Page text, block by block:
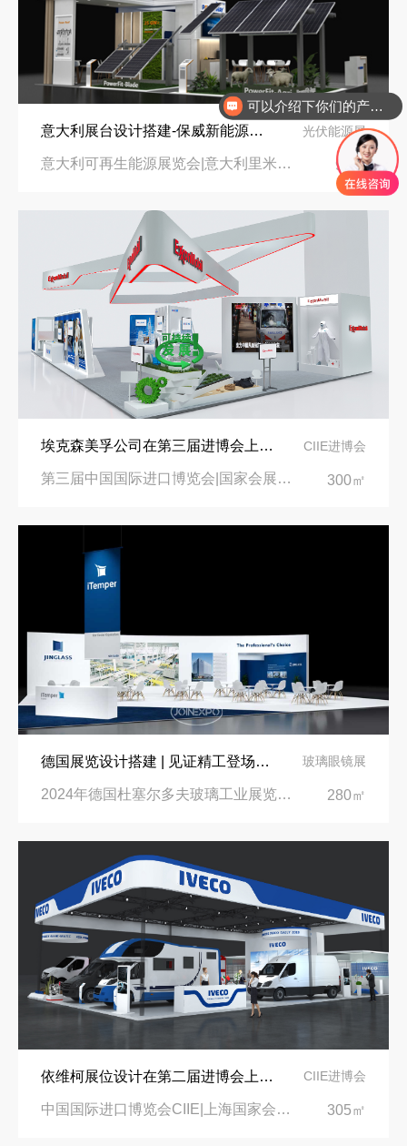
意大利展台设计搭建-保威新能源在意大利里米尼会展中心推出最新产品-中励展览设计策划公司 光伏能源展
意大利可再生能源展览会|意大利里米尼会展中心 96㎡
埃克森美孚公司在第三届进博会上展示非凡的展台搭建设计 CIIE进博会
第三届中国国际进口博览会|国家会展中心 300㎡
德国展览设计搭建 | 见证精工登场玻璃工业展览会 Glasstec 2024 玻璃眼镜展
2024年德国杜塞尔多夫玻璃工业展览会Glasstec|德国杜塞尔多夫会展中心 280㎡
依维柯展位设计在第二届进博会上吸引万千瞩目 CIIE进博会
中国国际进口博览会CIIE|上海国家会展中心 305㎡
可以介绍下你们的产品么